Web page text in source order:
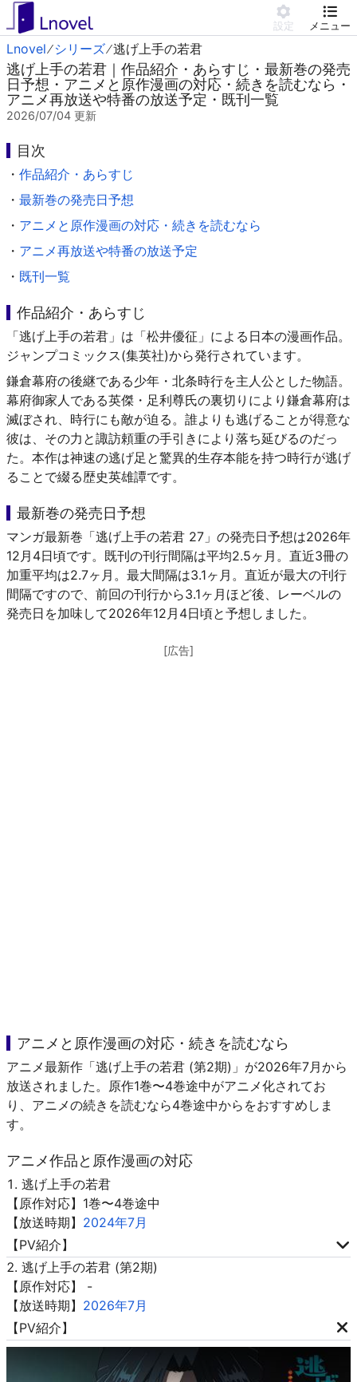
設定 メニュー
Lnovel シリーズ 逃げ上手の若君
逃げ上手の若君｜作品紹介・あらすじ・最新巻の発売
日予想・アニメと原作漫画の対応・続きを読むなら・
アニメ再放送や特番の放送予定・既刊一覧
2026/07/04 更新
目次
・ 作品紹介・あらすじ
・ 最新巻の発売日予想
・ アニメと原作漫画の対応・続きを読むなら
・ アニメ再放送や特番の放送予定
・ 既刊一覧
作品紹介・あらすじ
「逃げ上手の若君」は「松井優征」による日本の漫画作品。
ジャンプコミックス(集英社)から発行されています。
鎌倉幕府の後継である少年・北条時行を主人公とした物語。
幕府御家人である英傑・足利尊氏の裏切りにより鎌倉幕府は
滅ぼされ、時行にも敵が迫る。誰よりも逃げることが得意な
彼は、その力と諏訪頼重の手引きにより落ち延びるのだっ
た。本作は神速の逃げ足と驚異的生存本能を持つ時行が逃げ
ることで綴る歴史英雄譚です。
最新巻の発売日予想
マンガ最新巻「逃げ上手の若君 27」の発売日予想は2026年
12月4日頃です。既刊の刊行間隔は平均2.5ヶ月。直近3冊の
加重平均は2.7ヶ月。最大間隔は3.1ヶ月。直近が最大の刊行
間隔ですので、前回の刊行から3.1ヶ月ほど後、レーベルの
発売日を加味して2026年12月4日頃と予想しました。
[広告]
アニメと原作漫画の対応・続きを読むなら
アニメ最新作「逃げ上手の若君 (第2期)」が2026年7月から
放送されました。原作1巻〜4巻途中がアニメ化されてお
り、アニメの続きを読むなら4巻途中からをおすすめしま
す。
アニメ作品と原作漫画の対応
逃げ上手の若君
【原作対応】1巻〜4巻途中
【放送時期】 2024年7月
【PV紹介】
逃げ上手の若君 (第2期)
【原作対応】 -
【放送時期】 2026年7月
【PV紹介】